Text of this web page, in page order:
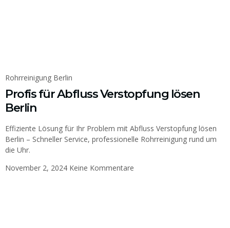
Rohrreinigung Berlin
Profis für Abfluss Verstopfung lösen
Berlin
Effiziente Lösung für Ihr Problem mit Abfluss Verstopfung lösen
Berlin – Schneller Service, professionelle Rohrreinigung rund um
die Uhr.
November 2, 2024 Keine Kommentare